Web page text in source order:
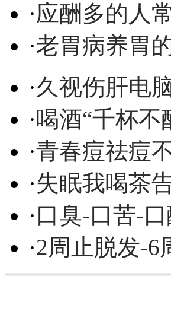
·应酬多的人
·老胃病养胃
·久视伤肝电
·喝酒“千杯不
·青春痘祛痘
·失眠我喝茶
·口臭-口苦-
·2周止脱发-6